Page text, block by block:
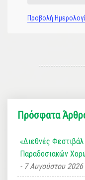
Προβολή
Πρόσφατα
«Διεθνές
Παραδοσιακών
7 Αυγούστου 2026